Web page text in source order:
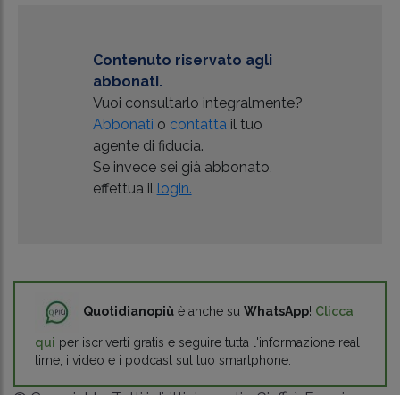
Contenuto riservato agli
abbonati.
Vuoi consultarlo integralmente?
Abbonati o contatta il tuo
agente di fiducia.
Se invece sei già abbonato,
effettua il login.
Quotidianopiù è anche su WhatsApp! Clicca
qui per iscriverti gratis e seguire tutta l'informazione real
time, i video e i podcast sul tuo smartphone.